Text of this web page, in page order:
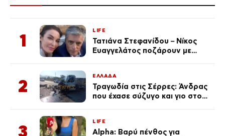
1
LIFE
Τατιάνα Στεφανίδου – Νίκος
Ευαγγελάτος ποζάρουν με
2
ΕΛΛΑΔΑ
Τραγωδία στις Σέρρες: Άνδρας
που έχασε σύζυγο και γιο στο
3
LIFE
Alpha: Βαρύ πένθος για